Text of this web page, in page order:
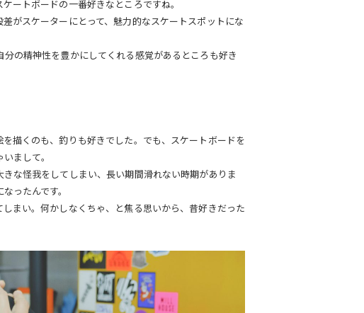
ートボードの一番好きなところですね。
がスケーターにとって、魅力的なスケートスポットにな
の精神性を豊かにしてくれる感覚があるところも好き
描くのも、釣りも好きでした。でも、スケートボードを
まして。
な怪我をしてしまい、長い期間滑れない時期がありま
ったんです。
まい。何かしなくちゃ、と焦る思いから、昔好きだった